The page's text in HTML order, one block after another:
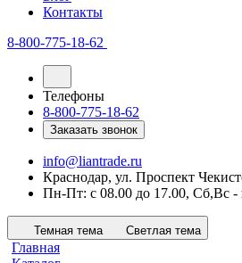
Контакты
8-800-775-18-62
Телефоны
8-800-775-18-62
Заказать звонок
info@liantrade.ru
Краснодар, ул. Проспект
Пн-Пт: c 08.00 до 17.00, Cб,Вс -
Темная тема Светлая тема
Главная